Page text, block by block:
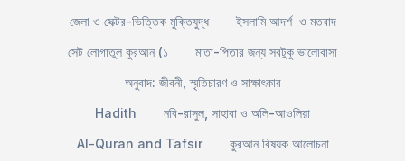
জেলা ও সেক্টর-ভিত্তিক মুক্তিযুদ্ধ
ইসলামি আদর্শ ও মতবাদ
সেট লোগাতুল কুরআন (১
মাতা-পিতার জন্য সবটুকু ভালোবাসা
অনুবাদ: জীবনী, স্মৃতিচারণ ও সাক্ষাৎকার
Hadith
নবি-রাসুল, সাহাবা ও অলি-আওলিয়া
Al-Quran and Tafsir
কুরআন বিষয়ক আলোচনা